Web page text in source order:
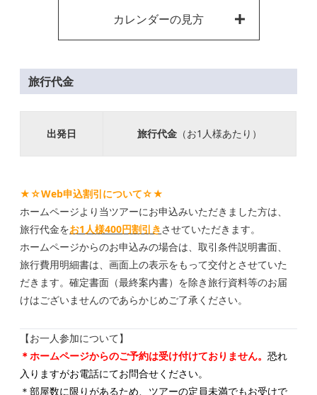
カレンダーの見方
旅行代金
出発日 旅行代金 （お1人様あたり）
★☆Web申込割引について☆★
ホームページより当ツアーにお申込みいただきました方は、
旅行代金をお1人様400円割引きさせていただきます。
ホームページからのお申込みの場合は、取引条件説明書面、
旅行費用明細書は、画面上の表示をもって交付とさせていた
だきます。確定書面（最終案内書）を除き旅行資料等のお届
けはございませんのであらかじめご了承ください。
【お一人参加について】
＊ホームページからのご予約は受け付けておりません。恐れ
入りますがお電話にてお問合せください。
＊部屋数に限りがあるため、ツアーの定員未満でもお受けで